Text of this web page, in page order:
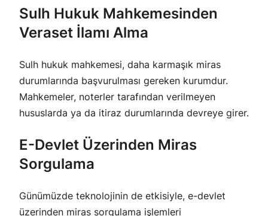
Sulh Hukuk Mahkemesinden
Veraset İlamı Alma
Sulh hukuk mahkemesi, daha karmaşık miras
durumlarında başvurulması gereken kurumdur.
Mahkemeler, noterler tarafından verilmeyen
hususlarda ya da itiraz durumlarında devreye girer.
E-Devlet Üzerinden Miras
Sorgulama
Günümüzde teknolojinin de etkisiyle, e-devlet
üzerinden miras sorgulama işlemleri